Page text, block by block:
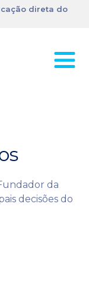
direta do
da
decisões do